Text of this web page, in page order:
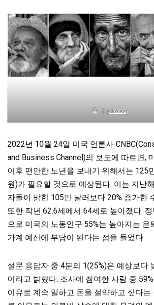
출처: pixabay
2022년 10월 24일 미국 언론사
and Business Channel)의 보도에 따르면,
이후 편안한 노년을 보내기 위해서는 125
원)가 필요할 것으로 예상된다. 이는 지난
자들이 밝힌 105만 달러보다 20% 증가한
또한 작년 62.6세에서 64세로 높아졌다.
으로 미국의 노동인구 55%는 높아지는 은
가계 예산에 부담이 된다는 점을 들었다.
설문 응답자 중 4분의 1(25%)은 예상보다
이라고 밝혔다. 조사에 참여한 사람 중
이유로 계속 일하고 돈을 절약하고 싶다는